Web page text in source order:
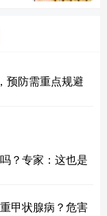
预防需重点规避
？专家：这也是
甲状腺病？危害